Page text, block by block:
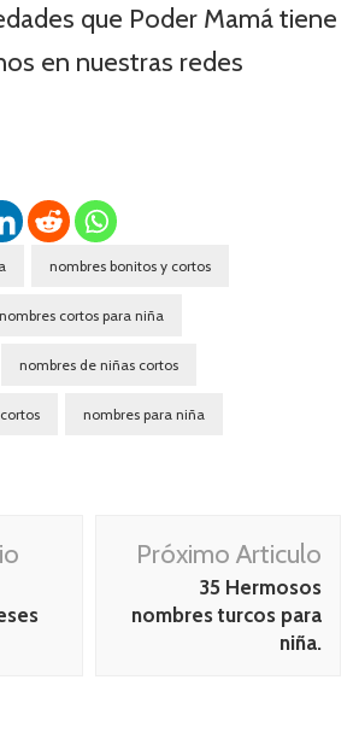
que Poder Mamá tiene
en nuestras redes
nombres bonitos y cortos
nombres cortos para niña
nombres de niñas cortos
nombres para niña
Próximo Articulo
35 Hermosos
nombres turcos para
niña.